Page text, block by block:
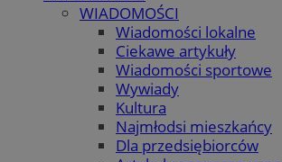
WIADOMOŚCI
Wiadomości lokalne
Ciekawe artykuły
Wiadomości sportowe
Wywiady
Kultura
Najmłodsi mieszkańcy
Dla przedsiębiorców